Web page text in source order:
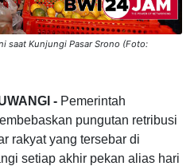
saat Kunjungi Pasar Srono (Foto:
- Pemerintah
pungutan retribusi
rakyat yang tersebar di
setiap akhir pekan alias hari